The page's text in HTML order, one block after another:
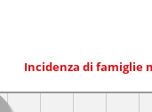
Incidenza di famiglie